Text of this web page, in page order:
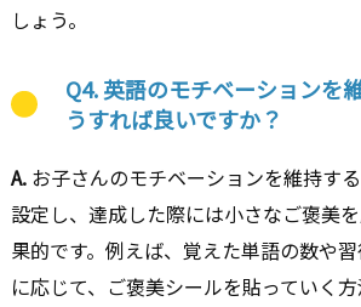
しょう。
Q4. 英語のモチベーションを
うすれば良いですか？
A. お子さんのモチベーションを維持す
設定し、達成した際には小さなご褒美
果的です。例えば、覚えた単語の数や
に応じて、ご褒美シールを貼っていく方